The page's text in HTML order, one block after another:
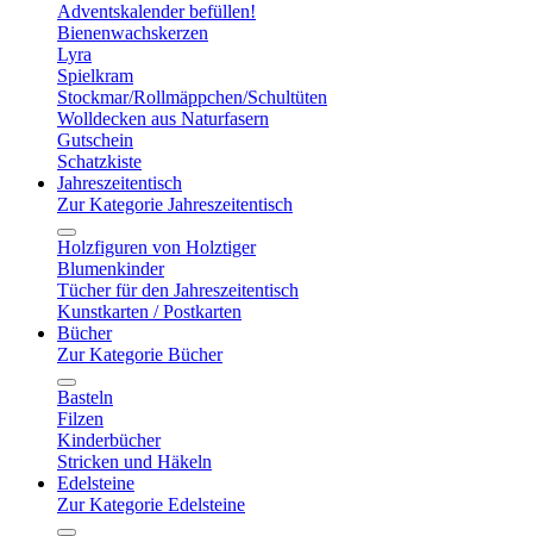
Adventskalender befüllen!
Bienenwachskerzen
Lyra
Spielkram
Stockmar/Rollmäppchen/Schultüten
Wolldecken aus Naturfasern
Gutschein
Schatzkiste
Jahreszeitentisch
Zur Kategorie Jahreszeitentisch
Holzfiguren von Holztiger
Blumenkinder
Tücher für den Jahreszeitentisch
Kunstkarten / Postkarten
Bücher
Zur Kategorie Bücher
Basteln
Filzen
Kinderbücher
Stricken und Häkeln
Edelsteine
Zur Kategorie Edelsteine